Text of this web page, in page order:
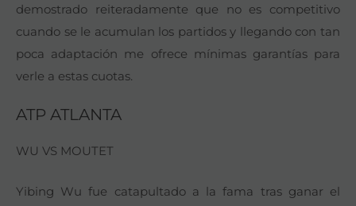
demostrado reiteradamente que no es competitivo
cuando se le acumulan los partidos y llegando con tan
poca adaptación me ofrece mínimas garantías para
verle a estas cuotas.
ATP ATLANTA
WU VS MOUTET
Yibing Wu fue catapultado a la fama tras ganar el